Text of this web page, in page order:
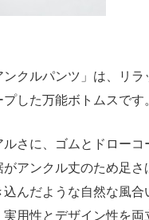
クルパンツ」は、リラ
した万能ボトムスです
さに、ゴムとドローコ
アンクル丈のため足
んだような自然な風
用性とデザイン性を両